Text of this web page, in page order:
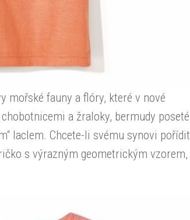
mořské fauny a flóry, které v nové
a žraloky, bermudy poseté
laclem. Chcete-li svému synovi pořídit
s výrazným geometrickým vzorem,